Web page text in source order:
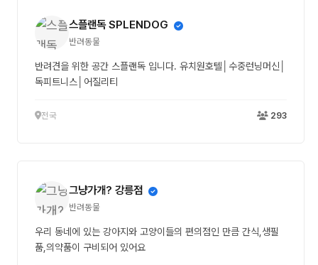
스플랜독 SPLENDOG
반려동물
반려견을 위한 공간 스플랜독 입니다. 유치원호텔│수중런닝머신│
독피트니스│어질리티
전국 293
그냥가개? 강릉점
반려동물
우리 동네에 있는 강아지와 고양이들의 편의점인 만큼 간식,생필
품,의약품이 구비되어 있어요